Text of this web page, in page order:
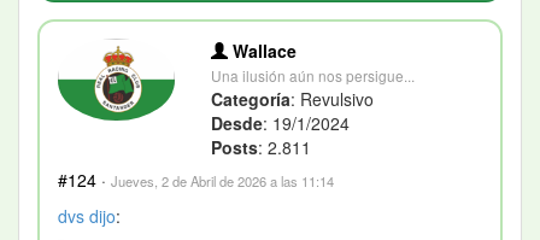
Wallace
Una ilusión aún nos persigue...
Categoría: Revulsivo
Desde: 19/1/2024
Posts: 2.811
#124 · Jueves, 2 de Abril de 2026 a las 11:14
dvs dijo: